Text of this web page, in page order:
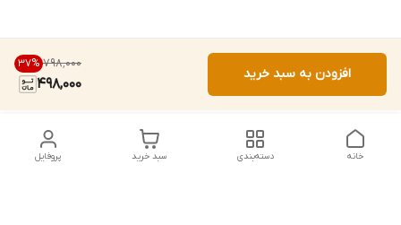
۷۹۸٬۰۰۰ 37%
498,000
افزودن به سبد خرید
پروفایل سبد خرید دسته‌بندی خانه